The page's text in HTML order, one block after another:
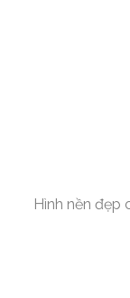
Hình nền đẹp